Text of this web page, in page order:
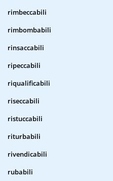
rimbeccabili
rimbombabili
rinsaccabili
ripeccabili
riqualificabili
riseccabili
ristuccabili
riturbabili
rivendicabili
rubabili